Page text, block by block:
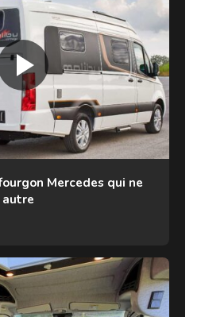
Mercedes qui ne
autre